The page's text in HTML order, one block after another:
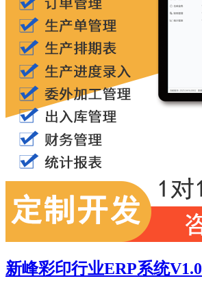
新峰彩印行业ERP系统V1.0